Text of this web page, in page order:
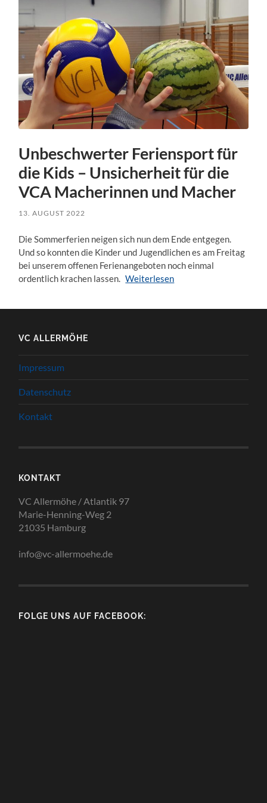
Unbeschwerter Feriensport für
die Kids – Unsicherheit für die
VCA Macherinnen und Macher
13. AUGUST 2022
Die Sommerferien neigen sich nun dem Ende entgegen.
Und so konnten die Kinder und Jugendlichen es am Freitag
bei unserem offenen Ferienangeboten noch einmal
ordentlich krachen lassen. Weiterlesen
VC ALLERMÖHE
Impressum
Datenschutz
Kontakt
KONTAKT
VC Allermöhe / Atlantik 97
Marie-Henning-Weg 2
21035 Hamburg
info@vc-allermoehe.de
FOLGE UNS AUF FACEBOOK: